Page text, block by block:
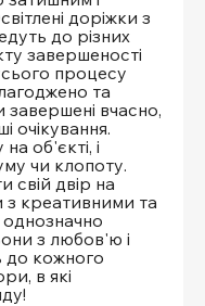
доріжки з
до різних
завершеності
процесу
та
завершені вчасно,
очікування.
об'єкті, і
чи клопоту.
свій двір на
креативними та
з любов'ю і
до кожного
в які